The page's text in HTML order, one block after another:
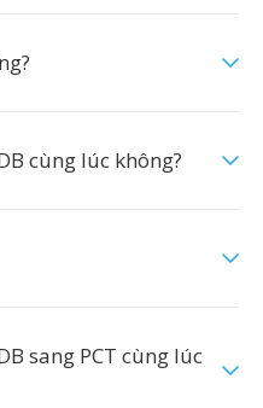
cùng lúc không?
sang PCT cùng lúc